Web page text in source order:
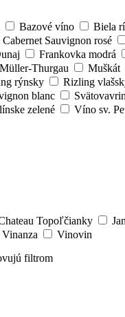
Bazové víno
Biela
Cabernet Sauvignon rosé
Frankovka modrá
Müller-Thurgau Muškát
rýnsky
Rizling
blanc
zelené Víno sv.
Topoľčianky
Vinanza
Vinovin
filtrom